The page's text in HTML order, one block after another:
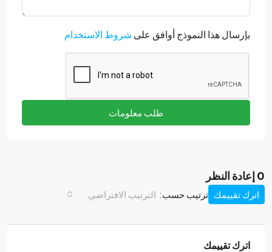
بإرسال هذا النموذج أوافق على شروط الاستخدام
طلب معلومات
0 إعادة النظر
ترتيب حسب: الترتيب الافتراضي اترك تقييمك
اترك تقييمك